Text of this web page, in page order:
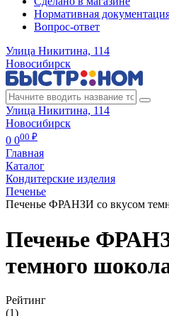
Нормативная
Вопрос-ответ
Улица Никитина, 114
Новосибирск
Улица Никитина, 114
Новосибирск
0 000 ₽
Главная
Каталог
Кондитерские изделия
Печенье
Печенье ФРАНЗИ со вкусом
Печенье
темного
Рейтинг
(1)